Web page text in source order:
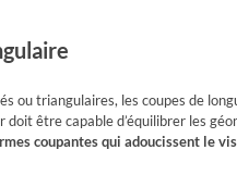
ou triangulaires, les coupes de
doit être capable d’équilibrer les
coupantes qui adoucissent le